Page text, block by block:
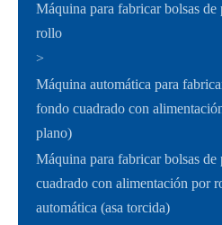
Máquina para fabricar bolsas de
rollo
>
Máquina automática para
fondo cuadrado con
plano)
Máquina para fabricar bolsas de
cuadrado con alimentación por
automática (asa torcida)